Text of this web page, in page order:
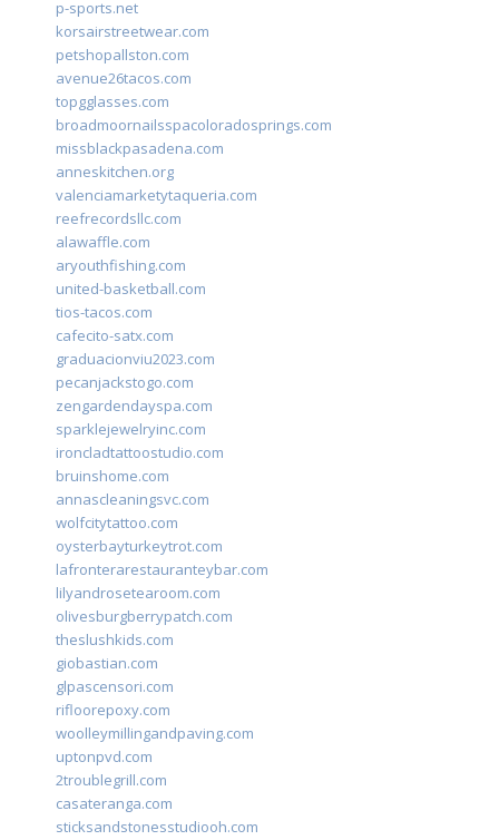
p-sports.net
korsairstreetwear.com
petshopallston.com
avenue26tacos.com
topgglasses.com
broadmoornailsspacoloradosprings.com
missblackpasadena.com
anneskitchen.org
valenciamarketytaqueria.com
reefrecordsllc.com
alawaffle.com
aryouthfishing.com
united-basketball.com
tios-tacos.com
cafecito-satx.com
graduacionviu2023.com
pecanjackstogo.com
zengardendayspa.com
sparklejewelryinc.com
ironcladtattoostudio.com
bruinshome.com
annascleaningsvc.com
wolfcitytattoo.com
oysterbayturkeytrot.com
lafronterarestauranteybar.com
lilyandrosetearoom.com
olivesburgberrypatch.com
theslushkids.com
giobastian.com
glpascensori.com
rifloorepoxy.com
woolleymillingandpaving.com
uptonpvd.com
2troublegrill.com
casateranga.com
sticksandstonesstudiooh.com